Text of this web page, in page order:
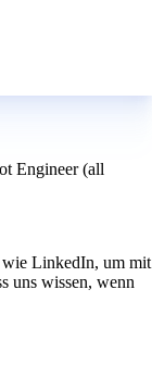
Engineer (all
wie LinkedIn, um mit
uns wissen, wenn